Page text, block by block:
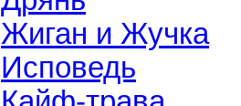
Жиган и Жучка
Исповедь